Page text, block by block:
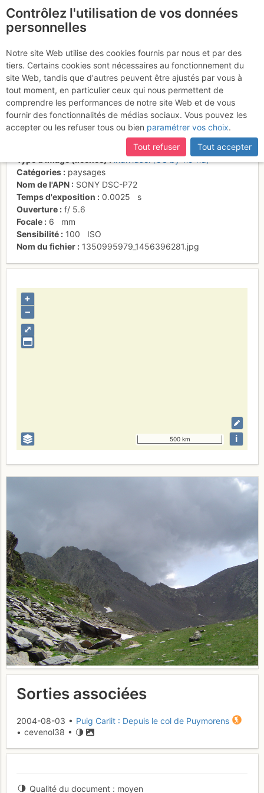
Le ciel est franchement
menaçant
Activités
Date/heure
individuel (CC by-nc-nd)
Catégories
paysages
Nom de l'APN
SONY DSC-P72
Temps d'exposition
0.0025
s
Ouverture
f/ 5.6
Focale
6
mm
Sensibilité
100
ISO
Nom du fichier
1350995979_1456396281.jpg
⤢
+
–
500 km i
Sorties associées
2004-08-03 • Puig Carlit : Depuis le col de Puymorens
• cevenol38 •
Qualité du document moyen
Contrôlez l'utilisation de vos données
personnelles
Notre site Web utilise des cookies fournis par nous et par des
tiers. Certains cookies sont nécessaires au fonctionnement du
site Web, tandis que d'autres peuvent être ajustés par vous à
tout moment, en particulier ceux qui nous permettent de
comprendre les performances de notre site Web et de vous
fournir des fonctionnalités de médias sociaux. Vous pouvez les
accepter ou les refuser tous ou bien paramétrer vos choix.
Tout refuser
Tout accepter